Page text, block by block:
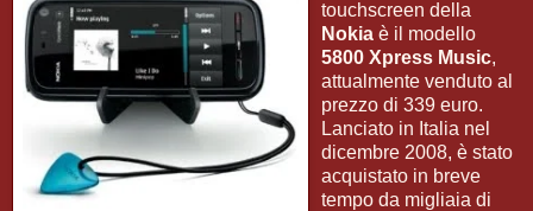
touchscreen della
Nokia è il modello
5800 Xpress Music,
attualmente venduto al
prezzo di 339 euro.
Lanciato in Italia nel
dicembre 2008, è stato
acquistato in breve
tempo da migliaia di